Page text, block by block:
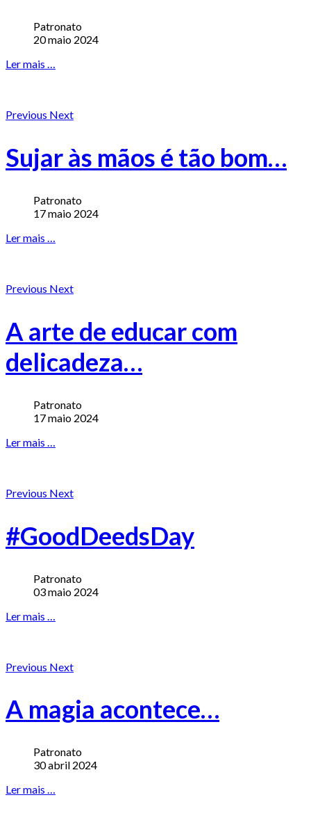
Patronato
20 maio 2024
Ler mais …
Previous Next
Sujar às mãos é tão bom…
Patronato
17 maio 2024
Ler mais …
Previous Next
A arte de educar com
delicadeza…
Patronato
17 maio 2024
Ler mais …
Previous Next
#GoodDeedsDay
Patronato
03 maio 2024
Ler mais …
Previous Next
A magia acontece…
Patronato
30 abril 2024
Ler mais …